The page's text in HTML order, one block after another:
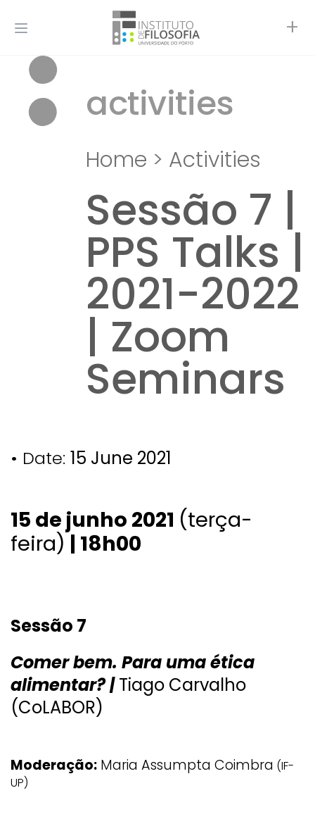
+
activities
Home > Activities
Sessão 7 |
PPS Talks |
2021-2022
| Zoom
Seminars
• Date: 15 June 2021
15 de junho 2021 (terça-
feira) | 18h00
Sessão 7
Comer bem. Para uma ética
alimentar? |Tiago Carvalho
(CoLABOR)
Moderação: Maria Assumpta Coimbra (IF-
UP)